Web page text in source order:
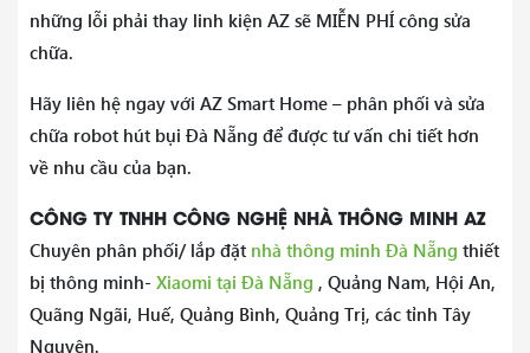
những lỗi phải thay linh kiện AZ sẽ MIỄN PHÍ công sửa
chữa.
Hãy liên hệ ngay với AZ Smart Home – phân phối và sửa
chữa robot hút bụi Đà Nẵng để được tư vấn chi tiết hơn
về nhu cầu của bạn.
CÔNG TY TNHH CÔNG NGHỆ NHÀ THÔNG MINH AZ
Chuyên phân phối/ lắp đặt nhà thông minh Đà Nẵng thiết
bị thông minh- Xiaomi tại Đà Nẵng , Quảng Nam, Hội An,
Quãng Ngãi, Huế, Quảng Bình, Quảng Trị, các tỉnh Tây
Nguyên.